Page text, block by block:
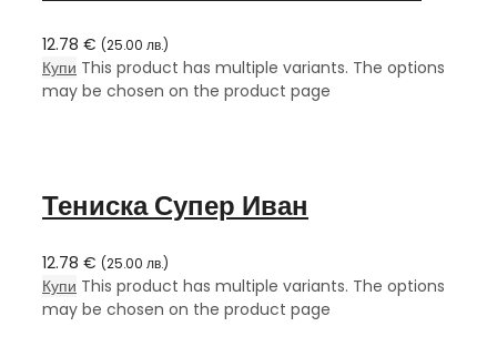
12.78 € (25.00 лв.)
Купи This product has multiple variants. The options
may be chosen on the product page
Тениска Супер Иван
12.78 € (25.00 лв.)
Купи This product has multiple variants. The options
may be chosen on the product page